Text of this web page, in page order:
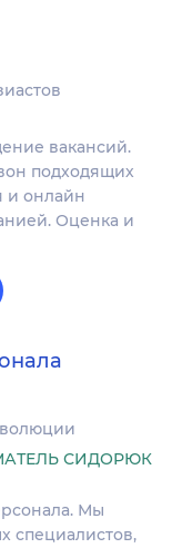
вакансий.
подходящих
и онлайн
Оценка и
СИДОРЮК
Мы
специалистов,